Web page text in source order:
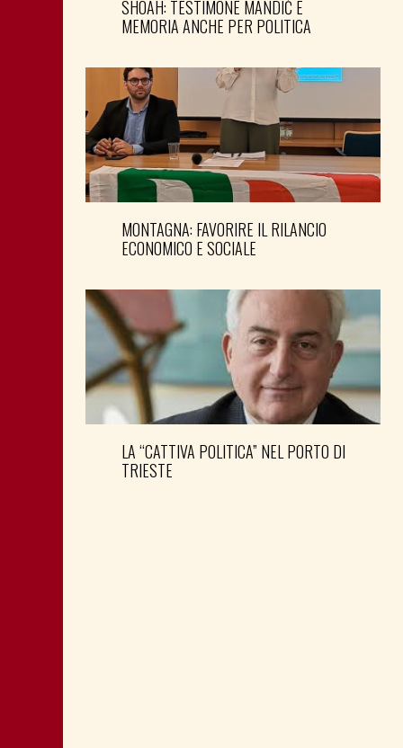
SHOAH: TESTIMONE MANDIĆ È
MEMORIA ANCHE PER POLITICA
MONTAGNA: FAVORIRE IL RILANCIO
ECONOMICO E SOCIALE
LA “CATTIVA POLITICA” NEL PORTO DI
TRIESTE